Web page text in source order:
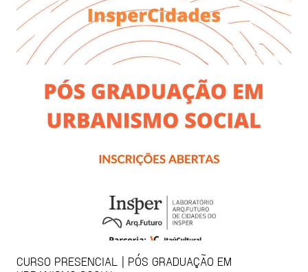
CURSO PRESENCIAL | PÓS GRADUAÇÃO EM